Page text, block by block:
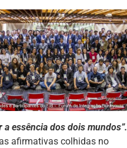
a essência dos dois mundos”.
afirmativas colhidas no